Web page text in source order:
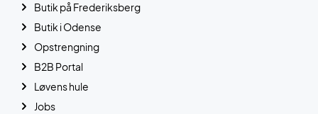
Butik på Frederiksberg
Butik i Odense
Opstrengning
B2B Portal
Løvens hule
Jobs